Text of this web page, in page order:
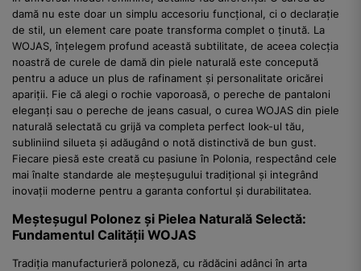
damă nu este doar un simplu accesoriu funcțional, ci o declarație
de stil, un element care poate transforma complet o ținută. La
WOJAS, înțelegem profund această subtilitate, de aceea colecția
noastră de curele de damă din piele naturală este concepută
pentru a aduce un plus de rafinament și personalitate oricărei
apariții. Fie că alegi o rochie vaporoasă, o pereche de pantaloni
eleganți sau o pereche de jeans casual, o curea WOJAS din piele
naturală selectată cu grijă va completa perfect look-ul tău,
subliniind silueta și adăugând o notă distinctivă de bun gust.
Fiecare piesă este creată cu pasiune în Polonia, respectând cele
mai înalte standarde ale meșteșugului tradițional și integrând
inovații moderne pentru a garanta confortul și durabilitatea.
Meșteșugul Polonez și Pielea Naturală Selectă:
Fundamentul Calității WOJAS
Tradiția manufacturieră poloneză, cu rădăcini adânci în arta